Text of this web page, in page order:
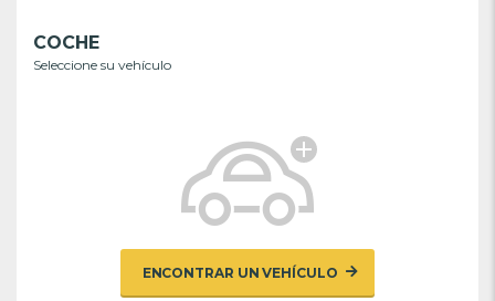
COCHE
Seleccione su vehículo
ENCONTRAR UN VEHÍCULO